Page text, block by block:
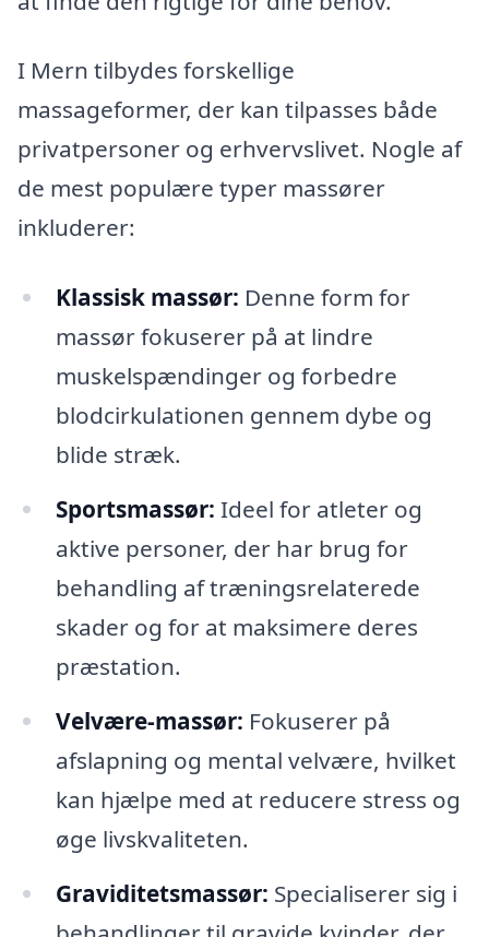
I Mern tilbydes forskellige
massageformer, der kan tilpasses både
privatpersoner og erhvervslivet. Nogle af
de mest populære typer massører
inkluderer:
Klassisk massør: Denne form for
massør fokuserer på at lindre
muskelspændinger og forbedre
blodcirkulationen gennem dybe og
blide stræk.
Sportsmassør: Ideel for atleter og
aktive personer, der har brug for
behandling af træningsrelaterede
skader og for at maksimere deres
præstation.
Velvære-massør: Fokuserer på
afslapning og mental velvære, hvilket
kan hjælpe med at reducere stress og
øge livskvaliteten.
Graviditetsmassør: Specialiserer sig i